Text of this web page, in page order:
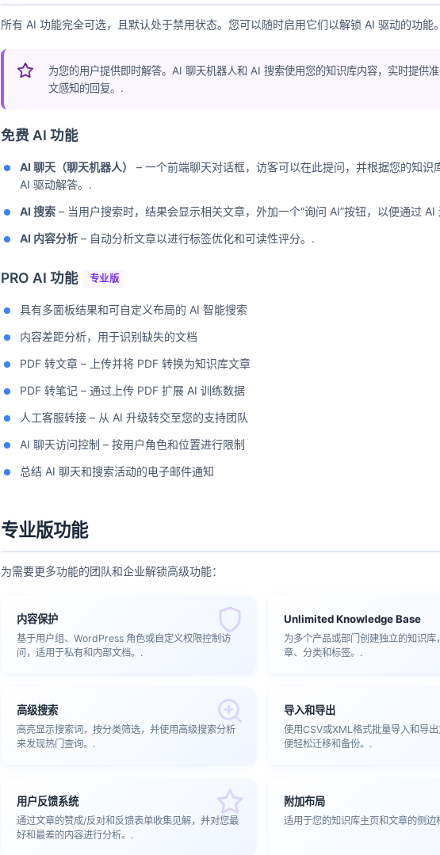
所有 AI 功能完全可选，且默认处于禁用状态。您可以随时启用它们以解锁 AI 驱动的功能
为您的用户提供即时解答。AI 聊天机器人和 AI 搜索使用您的知识库内容，实时提供
文感知的回复。.
免费 AI 功能
AI 聊天（聊天机器人）
– 一个前端聊天对话框，访客可以在此提问，并根据您的知识
AI 驱动解答。.
AI 搜索– 当用户搜索时，结果会显示相关文章，外加一个“询问 AI”按钮，以便通过 AI
AI 内容分析– 自动分析文章以进行标签优化和可读性评分。.
PRO AI 功能 专业版
具有多面板结果和可自定义布局的 AI 智能搜索
内容差距分析，用于识别缺失的文档
PDF 转文章 – 上传并将 PDF 转换为知识库文章
PDF 转笔记 – 通过上传 PDF 扩展 AI 训练数据
人工客服转接 – 从 AI 升级转交至您的支持团队
AI 聊天访问控制 – 按用户角色和位置进行限制
总结 AI 聊天和搜索活动的电子邮件通知
专业版功能
为需要更多功能的团队和企业解锁高级功能：
内容保护
基于用户组、WordPress 角色或自定义权限控制访
问，适用于私有和内部文档。.
Unlimited Knowledge Base
为多个产品或部门创建独立的知识库
章、分类和标签。.
高级搜索
高亮显示搜索词，按分类筛选，并使用高级搜索分析
来发现热门查询。.
导入和导出
使用CSV或XML格式批量导入和导
便轻松迁移和备份。.
用户反馈系统
通过文章的赞成/反对和反馈表单收集见解，并对您最
好和最差的内容进行分析。.
附加布局
适用于您的知识库主页和文章的侧边